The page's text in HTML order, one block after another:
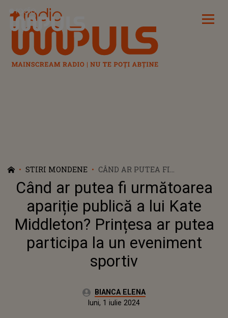
Radio Impuls
STIRI MONDENE
CÂND AR PUTEA FI
URMĂTOAREA APARIȚIE
PUBLICĂ A LUI KATE
MIDDLETON? PRINȚESA AR
PUTEA PARTICIPA LA UN
EVENIMENT SPORTIV
Când ar putea fi următoarea
apariție publică a lui Kate
Middleton? Prințesa ar putea
participa la un eveniment
sportiv
Autor:BIANCA ELENA
Publicat:
luni, 1 iulie 2024